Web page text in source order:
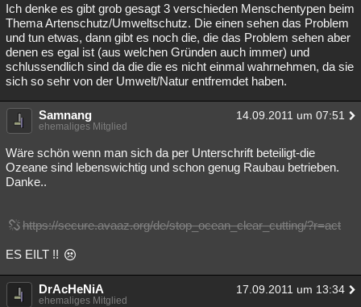
Ich denke es gibt grob gesagt 3 verschieden Menschentypen beim
Thema Artenschutz/Umweltschutz. Die einen sehen das Problem
und tun etwas, dann gibt es noch die, die das Problem sehen aber
denen es egal ist (aus welchen Gründen auch immer) und
schlussendlich sind da die die es nicht einmal wahrnehmen, da sie
sich so sehr von der Umwelt/Natur entfremdet haben.
Samnang 14.09.2011 um 07:51
ehemaliges Mitglied
Wäre schön wenn man sich da per Unterschrift beteiligt-die
Ozeane sind lebenswichtig und schon genug Raubau betrieben.
Danke..
https://secure.avaaz.org/de/stop_ocean_clear_cutting/?r=act
ES EILT !!
DrAcHeNiA 17.09.2011 um 13:34
ehemaliges Mitglied